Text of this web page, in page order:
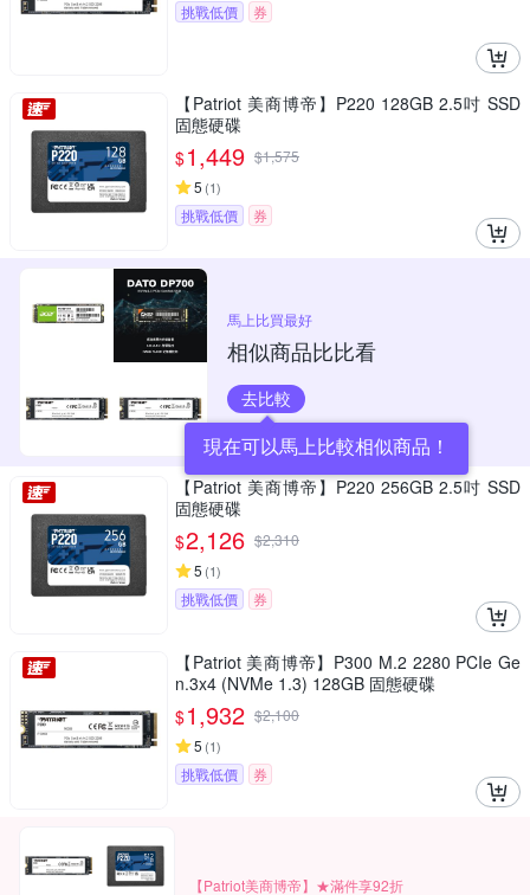
挑戰低價
券
【Patriot 美商博帝】P220 128GB 2.5吋 SSD
固態硬碟
$1,449 $1,575
5 (1)
挑戰低價 券
馬上比買最好
相似商品比比看
去比較
現在可以馬上比較相似商品！
【Patriot 美商博帝】P220 256GB 2.5吋 SSD
固態硬碟
$2,126 $2,310
5 (1)
挑戰低價 券
【Patriot 美商博帝】P300 M.2 2280 PCIe Ge
n.3x4 (NVMe 1.3) 128GB 固態硬碟
$1,932 $2,100
5 (1)
挑戰低價 券
【Patriot美商博帝】★滿件享92折